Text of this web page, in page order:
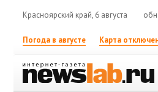
Красноярский край, 6 августа
Погода в августе Карта